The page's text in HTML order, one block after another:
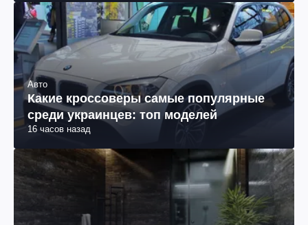
Авто
Какие кроссоверы самые популярные
среди украинцев: топ моделей
16 часов назад